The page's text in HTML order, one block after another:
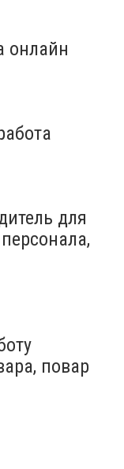
онлайн
для
повар